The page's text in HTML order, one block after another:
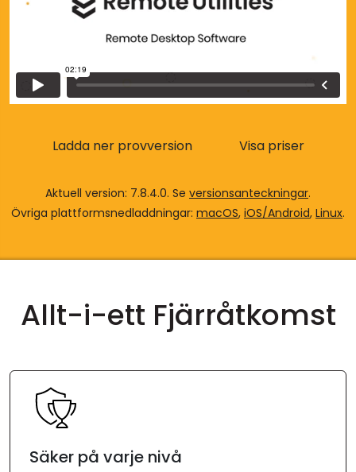
Ladda ner provversion Visa priser
Aktuell version: 7.8.4.0. Se versionsanteckningar.
Övriga plattformsnedladdningar: macOS, iOS/Android, Linux.
Allt-i-ett Fjärråtkomst
Säker på varje nivå
Moln & Lokal installation